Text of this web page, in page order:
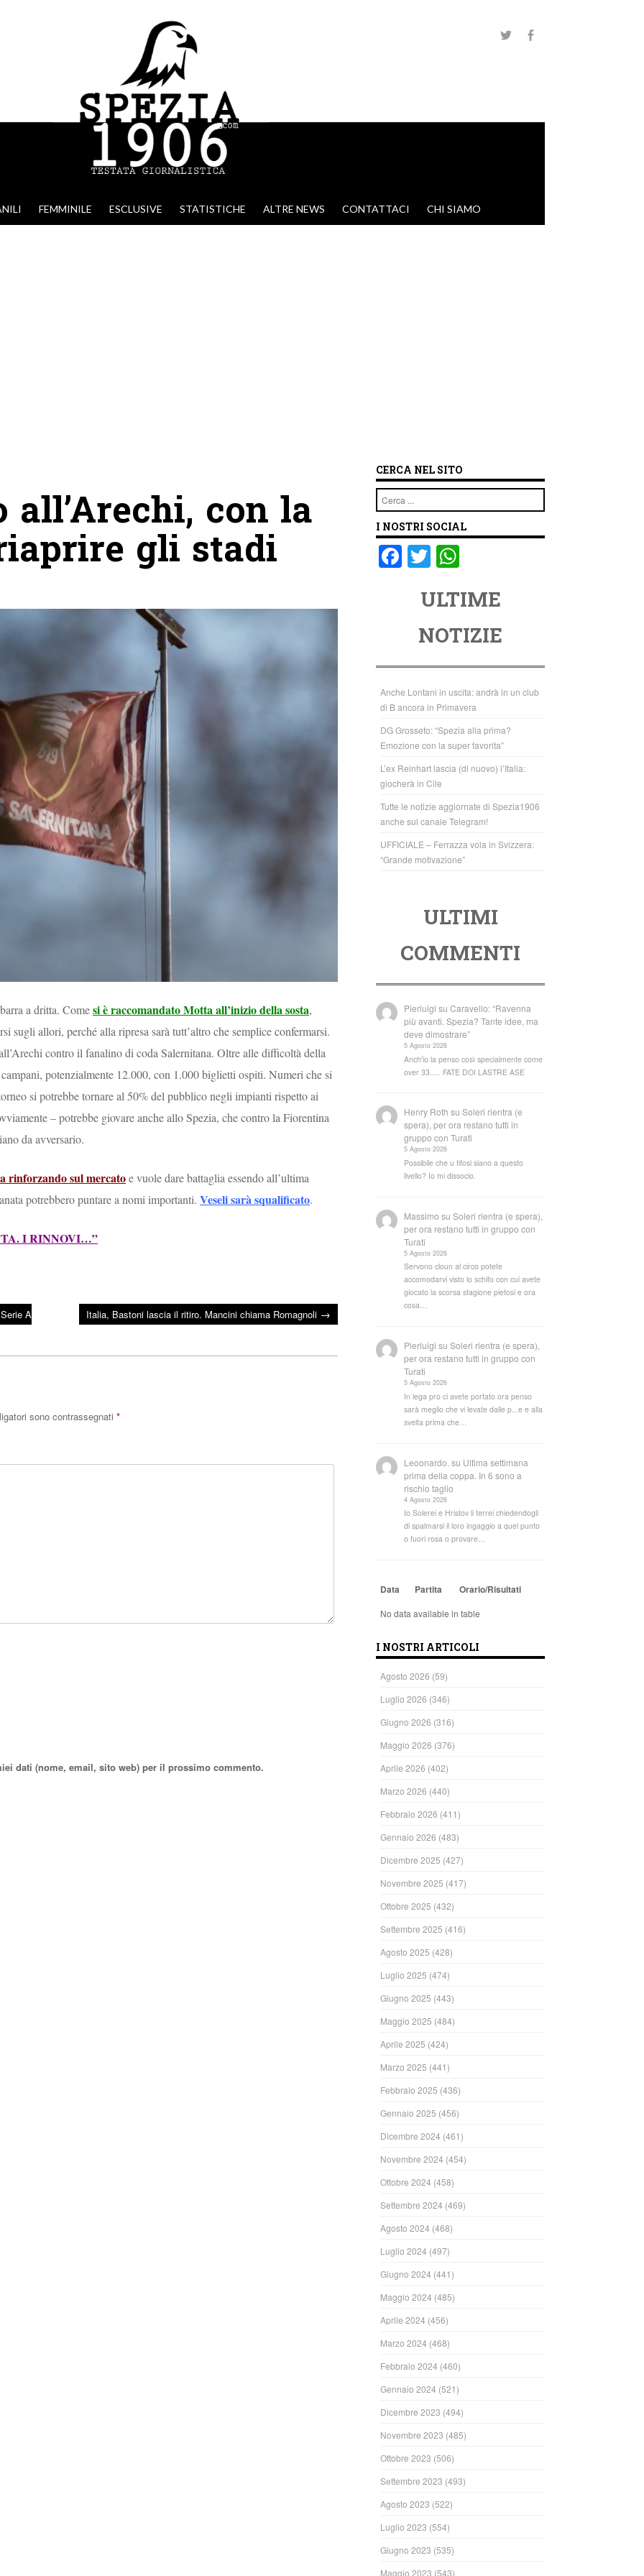
FEMMINILE ESCLUSIVE STATISTICHE ALTRE NEWS CONTATTACI CHI SIAMO
all’Arechi, con la
gli stadi
a dritta. Comesi è raccomandato Motta all’inizio della sosta,
sugli allori, perché alla ripresa sarà tutt’altro che semplice confermarsi.
contro il fanalino di coda Salernitana. Oltre alle difficoltà della
potenzialmente 12.000, con 1.000 biglietti ospiti. Numeri che si
si potrebbe tornare al 50% del pubblico negli impianti rispetto ai
– potrebbe giovare anche allo Spezia, che contro la Fiorentina
da avversario.
rinforzando sul mercatoe vuole dare battaglia essendo all’ultima
potrebbero puntare a nomi importanti. Veseli sarà squalificato.
I RINNOVI…”
A
Italia, Bastoni lascia il ritiro. Mancini chiama Romagnoli →
sono contrassegnati *
dati (nome, email, sito web) per il prossimo commento.
CERCA NEL SITO
Cerca
I NOSTRI SOCIAL
F
o
o
k
T
tt
er
at
s
A
p
p
ULTIME
NOTIZIE
Anche Lontani in uscita: andrà in un club
di B ancora in Primavera
DG Grosseto: “Spezia alla prima?
Emozione con la super favorita”
L’ex Reinhart lascia (di nuovo) l’Italia:
giocherà in Cile
Tutte le notizie aggiornate di Spezia1906
anche sul canale Telegram!
UFFICIALE – Ferrazza vola in Svizzera:
“Grande motivazione”
ULTIMI
COMMENTI
Pierluigi suCaravello: “Ravenna
più avanti. Spezia? Tante idee, ma
deve dimostrare”
5 Agosto 2026
Anch'io la penso così specialmente come
over 33..... FATE DOI LASTRE ASE
Henry Roth suSoleri rientra (e
spera), per ora restano tutti in
gruppo con Turati
5 Agosto 2026
Possibile che u tifosi siano a questo
livello? Io mi dissocio.
Massimo suSoleri rientra (e spera),
per ora restano tutti in gruppo con
Turati
5 Agosto 2026
Servono cloun al circo potete
accomodarvi visto lo schifo con cui avete
giocato la scorsa stagione pietosi e ora
cosa…
Pierluigi suSoleri rientra (e spera),
per ora restano tutti in gruppo con
Turati
5 Agosto 2026
In lega pro ci avete portato ora penso
sarà meglio che vi levate dalle p...e e alla
svelta prima che…
Leoonardo. su Ultima settimana
prima della coppa. In 6 sono a
rischio taglio
4 Agosto 2026
Io Solerei e Hristov li terrei chiedendogli
di spalmarsi il loro ingaggio a quel punto
o fuori rosa o provare…
Data Partita Orario/Risultati
No data available in table
I NOSTRI ARTICOLI
Agosto 2026 (59)
Luglio 2026 (346)
Giugno 2026 (316)
Maggio 2026 (376)
Aprile 2026 (402)
Marzo 2026 (440)
Febbraio 2026 (411)
Gennaio 2026 (483)
Dicembre 2025 (427)
Novembre 2025 (417)
Ottobre 2025 (432)
Settembre 2025 (416)
Agosto 2025 (428)
Luglio 2025 (474)
Giugno 2025 (443)
Maggio 2025 (484)
Aprile 2025 (424)
Marzo 2025 (441)
Febbraio 2025 (436)
Gennaio 2025 (456)
Dicembre 2024 (461)
Novembre 2024 (454)
Ottobre 2024 (458)
Settembre 2024 (469)
Agosto 2024 (468)
Luglio 2024 (497)
Giugno 2024 (441)
Maggio 2024 (485)
Aprile 2024 (456)
Marzo 2024 (468)
Febbraio 2024 (460)
Gennaio 2024 (521)
Dicembre 2023 (494)
Novembre 2023 (485)
Ottobre 2023 (506)
Settembre 2023 (493)
Agosto 2023 (522)
Luglio 2023 (554)
Giugno 2023 (535)
Maggio 2023 (543)